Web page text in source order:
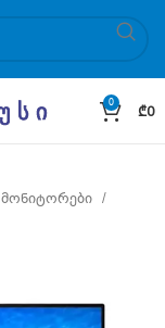
0
₾0
მონიტორები